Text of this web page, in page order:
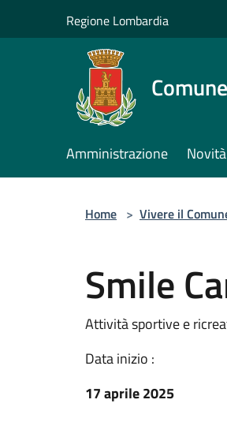
Regione Lombardia
Amministrazione Novità
Home > Vivere il
Smile
Attività sportive e
Data inizio :
17 aprile 2025